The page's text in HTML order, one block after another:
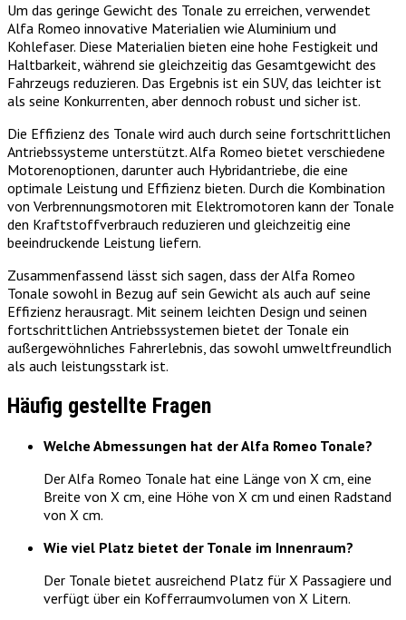
Um das geringe Gewicht des Tonale zu erreichen, verwendet
Alfa Romeo innovative Materialien wie Aluminium und
Kohlefaser. Diese Materialien bieten eine hohe Festigkeit und
Haltbarkeit, während sie gleichzeitig das Gesamtgewicht des
Fahrzeugs reduzieren. Das Ergebnis ist ein SUV, das leichter ist
als seine Konkurrenten, aber dennoch robust und sicher ist.
Die Effizienz des Tonale wird auch durch seine fortschrittlichen
Antriebssysteme unterstützt. Alfa Romeo bietet verschiedene
Motorenoptionen, darunter auch Hybridantriebe, die eine
optimale Leistung und Effizienz bieten. Durch die Kombination
von Verbrennungsmotoren mit Elektromotoren kann der Tonale
den Kraftstoffverbrauch reduzieren und gleichzeitig eine
beeindruckende Leistung liefern.
Zusammenfassend lässt sich sagen, dass der Alfa Romeo
Tonale sowohl in Bezug auf sein Gewicht als auch auf seine
Effizienz herausragt. Mit seinem leichten Design und seinen
fortschrittlichen Antriebssystemen bietet der Tonale ein
außergewöhnliches Fahrerlebnis, das sowohl umweltfreundlich
als auch leistungsstark ist.
Häufig gestellte Fragen
Welche Abmessungen hat der Alfa Romeo Tonale?
Der Alfa Romeo Tonale hat eine Länge von X cm, eine
Breite von X cm, eine Höhe von X cm und einen Radstand
von X cm.
Wie viel Platz bietet der Tonale im Innenraum?
Der Tonale bietet ausreichend Platz für X Passagiere und
verfügt über ein Kofferraumvolumen von X Litern.